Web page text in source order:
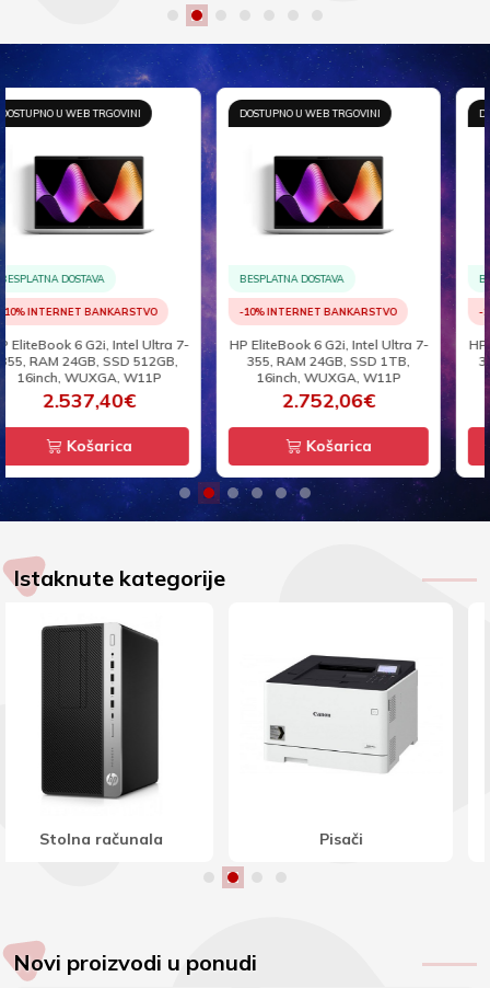
DOSTUPNO U WEB TRGOVINI
BESPLATNA DOSTAVA
-10% INTERNET BANKARSTVO
HP EliteBook 6 G2i, Intel Ultra 7-
355, RAM 24GB, SSD 1TB,
16inch, WUXGA, W11P
2.752,06€
Košarica
DOSTUPNO U WEB TRGOVINI
BESPLATNA DOSTAVA
-10% INTERNET BANKARSTVO
HP EliteBook 6 G2i, Intel Ultra 5-
325, RAM 24GB, SSD 512GB,
14inch, WUXGA, W11P
2.228,94€
Košarica
Istaknute kategorije
Stereo zvučnici Indukcijske ploče
Novi proizvodi u ponudi